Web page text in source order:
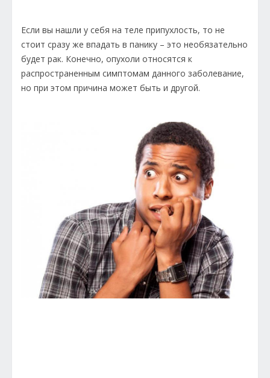
Если вы нашли у себя на теле припухлость, то не
стоит сразу же впадать в панику – это необязательно
будет рак. Конечно, опухоли относятся к
распространенным симптомам данного заболевание,
но при этом причина может быть и другой.